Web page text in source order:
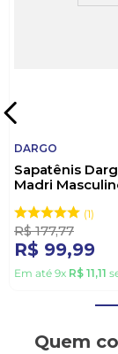
DARGO
Sapatênis
Madri
1
R$ 177,77
R$ 99,99
Em até 9x R$ 11,11
Quem